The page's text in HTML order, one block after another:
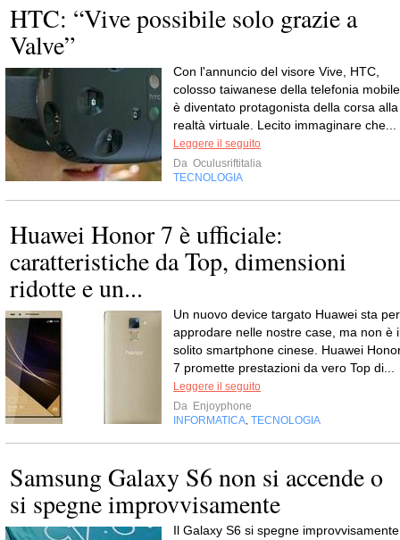
HTC: “Vive possibile solo grazie a
Valve”
Con l'annuncio del visore Vive, HTC,
colosso taiwanese della telefonia
è diventato protagonista della corsa alla
realtà virtuale. Lecito immaginare che...
Leggere il seguito
Da Oculusriftitalia
TECNOLOGIA
Huawei Honor 7 è ufficiale:
caratteristiche da Top, dimensioni
ridotte e un...
Un nuovo device targato Huawei sta per
approdare nelle nostre case, ma non è
solito smartphone cinese. Huawei
7 promette prestazioni da vero Top di...
Leggere il seguito
Da Enjoyphone
INFORMATICA TECNOLOGIA
Samsung Galaxy S6 non si accende o
si spegne improvvisamente
Il Galaxy S6 si spegne improvvisamente